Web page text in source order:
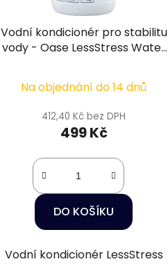
Vodní kondicionér pro stabilitu
vody - Oase LessStress Water
Na objednání do 14 dnů
412,40 Kč bez DPH
499 Kč
DO KOŠÍKU
Vodní kondicionér LessStress